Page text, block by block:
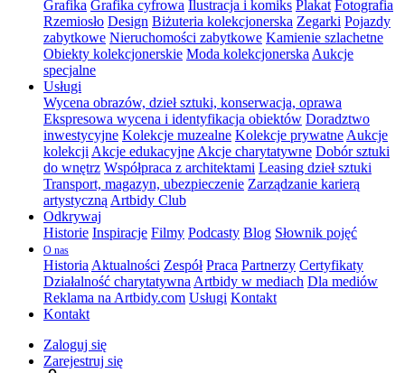
Grafika Grafika cyfrowa Ilustracja i komiks Plakat Fotografia
Rzemiosło Design Biżuteria kolekcjonerska Zegarki Pojazdy
zabytkowe Nieruchomości zabytkowe Kamienie szlachetne
Obiekty kolekcjonerskie Moda kolekcjonerska Aukcje
specjalne
Usługi
Wycena obrazów, dzieł sztuki, konserwacja, oprawa
Ekspresowa wycena i identyfikacja obiektów Doradztwo
inwestycyjne Kolekcje muzealne Kolekcje prywatne Aukcje
kolekcji Akcje edukacyjne Akcje charytatywne Dobór sztuki
do wnętrz Współpraca z architektami Leasing dzieł sztuki
Transport, magazyn, ubezpieczenie Zarządzanie karierą
artystyczną Artbidy Club
Odkrywaj
Historie Inspiracje Filmy Podcasty Blog Słownik pojęć
O nas
Historia Aktualności Zespół Praca Partnerzy Certyfikaty
Działalność charytatywna Artbidy w mediach Dla mediów
Reklama na Artbidy.com Usługi Kontakt
Kontakt
Zaloguj się
Zarejestruj się